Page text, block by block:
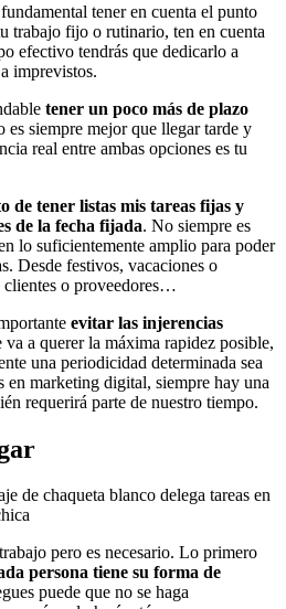
tener en cuenta el punto
trabajo fijo o rutinario, ten en cuenta
efectivo tendrás que dedicarlo a
imprevistos.
tener un poco más de plazo
es siempre mejor que llegar tarde y
real entre ambas opciones es tu
de tener listas mis tareas fijas y
de la fecha fijada. No siempre es
lo suficientemente amplio para poder
Desde festivos, vacaciones o
clientes o proveedores…
evitar las injerencias
a querer la máxima rapidez posible,
una periodicidad determinada sea
en marketing digital, siempre hay una
requerirá parte de nuestro tiempo.
pero es necesario. Lo primero
persona tiene su forma de
puede que no se haga